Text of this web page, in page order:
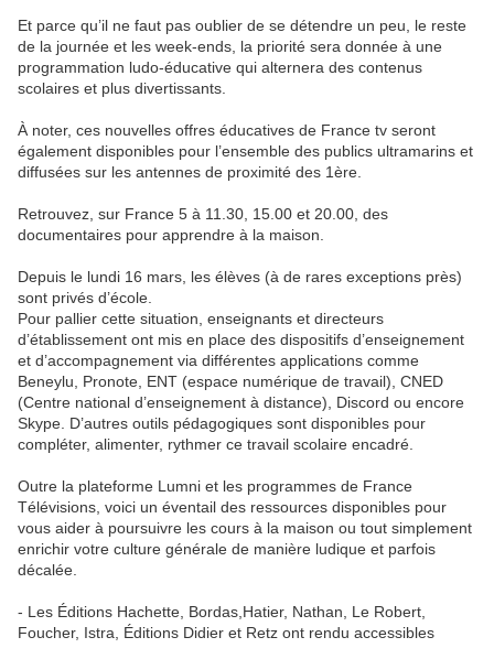
Et parce qu’il ne faut pas oublier de se détendre un peu, le reste
de la journée et les week-ends, la priorité sera donnée à une
programmation ludo-éducative qui alternera des contenus
scolaires et plus divertissants.
À noter, ces nouvelles offres éducatives de France tv seront
également disponibles pour l’ensemble des publics ultramarins et
diffusées sur les antennes de proximité des 1ère.
Retrouvez, sur France 5 à 11.30, 15.00 et 20.00, des
documentaires pour apprendre à la maison.
Depuis le lundi 16 mars, les élèves (à de rares exceptions près)
sont privés d’école.
Pour pallier cette situation, enseignants et directeurs
d’établissement ont mis en place des dispositifs d’enseignement
et d’accompagnement via différentes applications comme
Beneylu, Pronote, ENT (espace numérique de travail), CNED
(Centre national d’enseignement à distance), Discord ou encore
Skype. D’autres outils pédagogiques sont disponibles pour
compléter, alimenter, rythmer ce travail scolaire encadré.
Outre la plateforme Lumni et les programmes de France
Télévisions, voici un éventail des ressources disponibles pour
vous aider à poursuivre les cours à la maison ou tout simplement
enrichir votre culture générale de manière ludique et parfois
décalée.
- Les Éditions Hachette, Bordas,Hatier, Nathan, Le Robert,
Foucher, Istra, Éditions Didier et Retz ont rendu accessibles